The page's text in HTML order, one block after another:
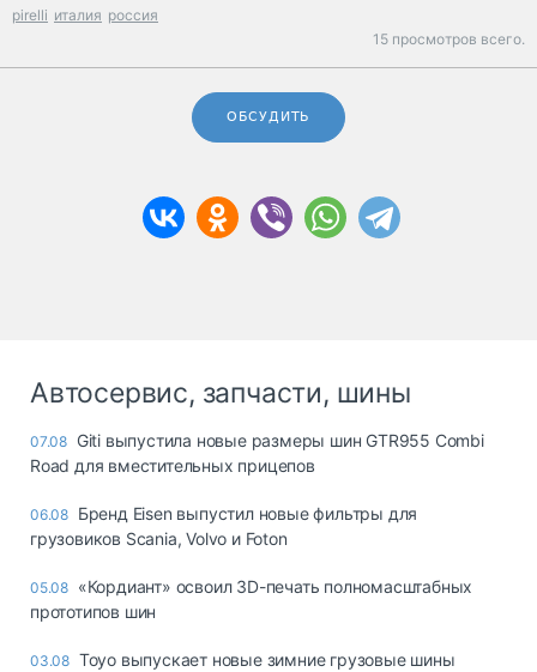
pirelli италия россия
15 просмотров всего.
ОБСУДИТЬ
Автосервис, запчасти, шины
07.08 Giti выпустила новые размеры шин GTR955 Combi
Road для вместительных прицепов
06.08 Бренд Eisen выпустил новые фильтры для
грузовиков Scania, Volvo и Foton
05.08 «Кордиант» освоил 3D-печать полномасштабных
прототипов шин
03.08 Toyo выпускает новые зимние грузовые шины